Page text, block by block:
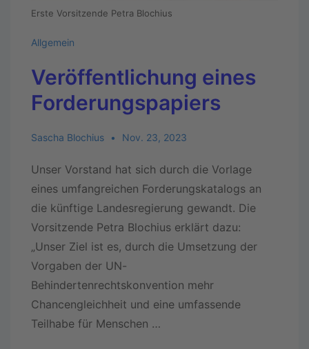
Erste Vorsitzende Petra Blochius
Allgemein
Veröffentlichung eines
Forderungspapiers
Sascha Blochius Nov. 23, 2023
Unser Vorstand hat sich durch die Vorlage
eines umfangreichen Forderungskatalogs an
die künftige Landesregierung gewandt. Die
Vorsitzende Petra Blochius erklärt dazu:
„Unser Ziel ist es, durch die Umsetzung der
Vorgaben der UN-
Behindertenrechtskonvention mehr
Chancengleichheit und eine umfassende
Teilhabe für Menschen …